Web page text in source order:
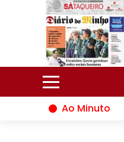
Ao Minuto
à inovação do mundo da moda